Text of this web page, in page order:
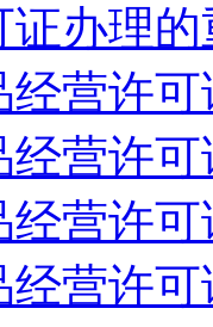
证办理
营许
营许
营许
营许